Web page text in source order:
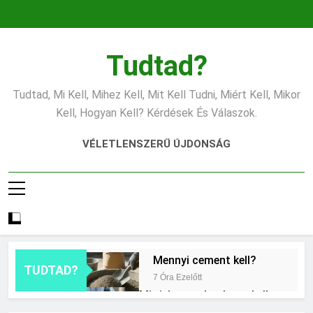
Tudtad?
Tudtad, Mi Kell, Mihez Kell, Mit Kell Tudni, Miért Kell, Mikor
Kell, Hogyan Kell? Kérdések És Válaszok.
VÉLETLENSZERŰ ÚJDONSÁG
TUDTAD?
Mennyi cement kell?
7 Óra Ezelőtt
Mit jelent a thm hogy kell